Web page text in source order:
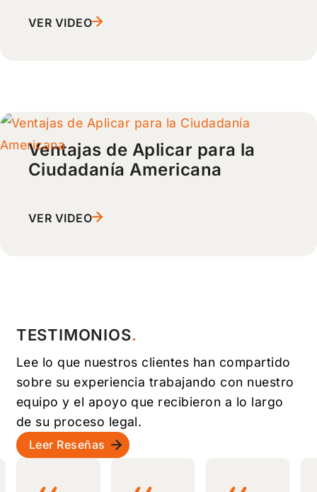
VER VIDEO
Ventajas de Aplicar para la
Ciudadanía Americana
VER VIDEO
TESTIMONIOS
Lee lo que nuestros clientes han compartido
sobre su experiencia trabajando con nuestro
equipo y el apoyo que recibieron a lo largo
de su proceso legal.
Leer Reseñas